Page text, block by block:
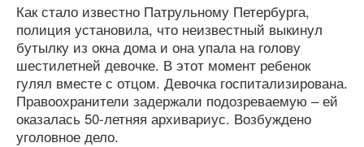
Как стало известно Патрульному Петербурга,
полиция установила, что неизвестный выкинул
бутылку из окна дома и она упала на голову
шестилетней девочке. В этот момент ребенок
гулял вместе с отцом. Девочка госпитализирована.
Правоохранители задержали подозреваемую – ей
оказалась 50-летняя архивариус. Возбуждено
уголовное дело.